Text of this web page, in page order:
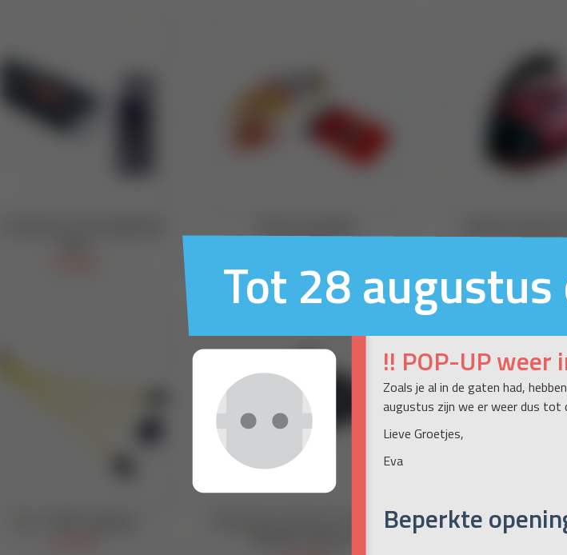
Tot 28
!! POP-UP weer
Zoals je al in de gaten had,
augustus zijn we er weer dus tot
Lieve Groetjes,
Eva
Beperkte